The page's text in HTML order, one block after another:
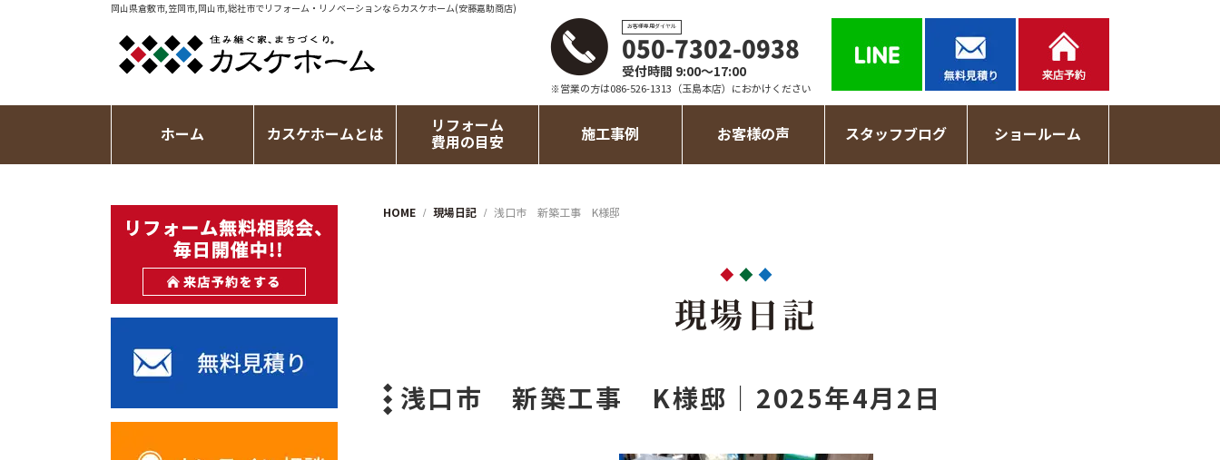
岡山県倉敷市,笠岡市,岡山市,総社市でリフォーム・リノベーションならカスケホーム(安藤嘉助商店)
お客様専用ダイヤル
050-7302-0938
受付時間 9:00～17:00
※営業の方は086-526-1313（玉島本店）におかけください
ホーム カスケホームとは
リフォーム
費用の目安
施工事例 お客様の声 スタッフブログ ショールーム
HOME 現場日記 浅口市 新築工事 K様邸
現場日記
浅口市 新築工事 K様邸｜2025年4月2日